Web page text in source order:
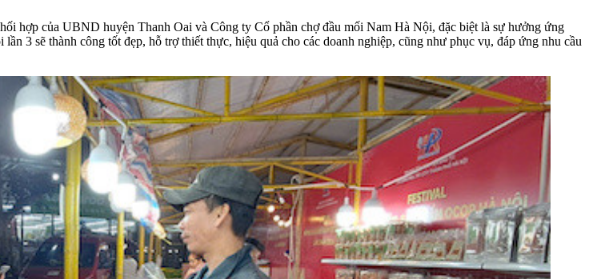
hợp của UBND huyện Thanh Oai và Công ty Cổ phần chợ đầu mối Nam Hà Nội, đặc biệt là sự hưởng ứng
3 sẽ thành công tốt đẹp, hỗ trợ thiết thực, hiệu quả cho các doanh nghiệp, cũng như phục vụ, đáp ứng nhu cầu